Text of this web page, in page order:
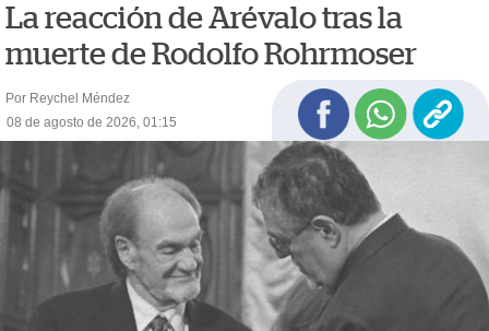
La reacción de Arévalo tras la
muerte de Rodolfo Rohrmoser
Por Reychel Méndez
08 de agosto de 2026, 01:15